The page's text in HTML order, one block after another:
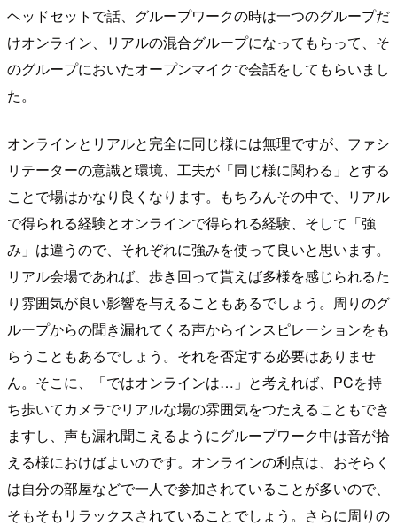
ヘッドセットで話、グループワークの時は一つのグループだ
けオンライン、リアルの混合グループになってもらって、そ
のグループにおいたオープンマイクで会話をしてもらいまし
た。
オンラインとリアルと完全に同じ様には無理ですが、ファシ
リテーターの意識と環境、工夫が「同じ様に関わる」とする
ことで場はかなり良くなります。もちろんその中で、リアル
で得られる経験とオンラインで得られる経験、そして「強
み」は違うので、それぞれに強みを使って良いと思います。
リアル会場であれば、歩き回って貰えば多様を感じられるた
り雰囲気が良い影響を与えることもあるでしょう。周りのグ
ループからの聞き漏れてくる声からインスピレーションをも
らうこともあるでしょう。それを否定する必要はありませ
ん。そこに、「ではオンラインは…」と考えれば、PCを持
ち歩いてカメラでリアルな場の雰囲気をつたえることもでき
ますし、声も漏れ聞こえるようにグループワーク中は音が拾
える様におけばよいのです。オンラインの利点は、おそらく
は自分の部屋などで一人で参加されていることが多いので、
そもそもリラックスされていることでしょう。さらに周りの